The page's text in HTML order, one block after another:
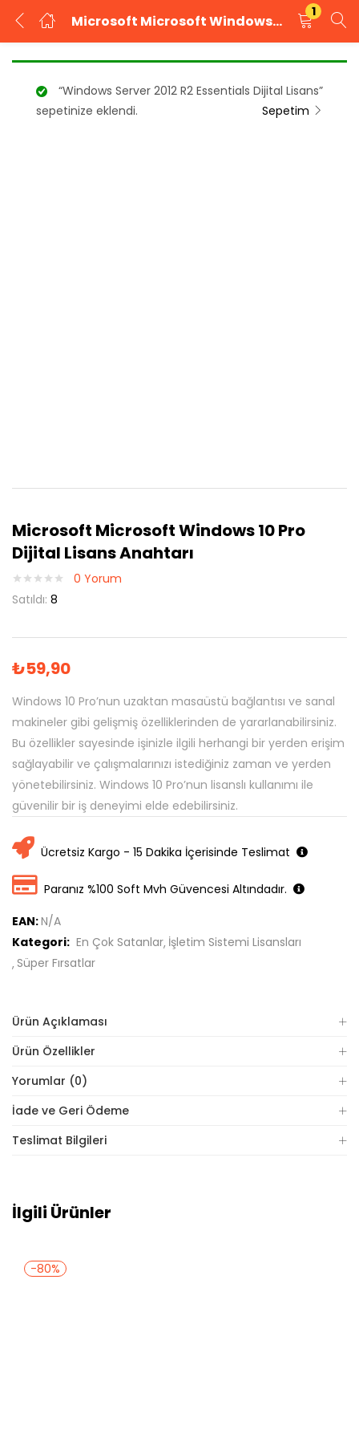
Microsoft Microsoft Windows 10 Pro Dijital Lisans Anahtarı
1
GIRIŞ YAP
KAYIT OL
Kullanıcı adınızı ve şifrenizi girin.
“Windows Server 2012 R2 Essentials Dijital Lisans”
sepetinize eklendi.
Sepetim
Microsoft Microsoft Windows 10 Pro
Dijital Lisans Anahtarı
0 Yorum
Satıldı: 8
₺59,90
Windows 10 Pro’nun uzaktan masaüstü bağlantısı ve sanal
makineler gibi gelişmiş özelliklerinden de yararlanabilirsiniz.
Bu özellikler sayesinde işinizle ilgili herhangi bir yerden erişim
sağlayabilir ve çalışmalarınızı istediğiniz zaman ve yerden
yönetebilirsiniz. Windows 10 Pro’nun lisanslı kullanımı ile
güvenilir bir iş deneyimi elde edebilirsiniz.
Ücretsiz Kargo - 15 Dakika İçerisinde Teslimat
Paranız %100 Soft Mvh Güvencesi Altındadır.
EAN:N/A
Kategori: En Çok Satanlar İşletim Sistemi Lisansları
Süper Fırsatlar
Ürün Açıklaması
Ürün Özellikler
Yorumlar (0)
İade ve Geri Ödeme
Teslimat Bilgileri
İlgili Ürünler
-80%